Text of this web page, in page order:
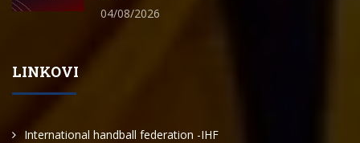
04/08/2026
LINKOVI
International handball federation -IHF